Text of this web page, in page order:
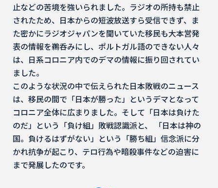
止などの苦境を強いられました。ラジオの所持も禁止
されたため、日本からの短波放送すら受信できず、ま
た密かにラジオジャパンを聞いていた移民も大本営発
表の情報を鵜呑みにし、ポルトガル語のできない人々
は、日系コロニア内でのデマの情報に振り回されてい
ました。
このような状況の中で伝えられた日本敗戦のニュース
は、移民の間で「日本が勝った」というデマとなって
コロニア全体に広まりました。そして「日本は負けた
のだ」という「負け組」敗戦認識派と、 「日本は神の
国。負けるはずがない」という「勝ち組」信念派に分
かれ抗争が起こり、テロ行為や暗殺事件などの迫害に
まで発展したのです。